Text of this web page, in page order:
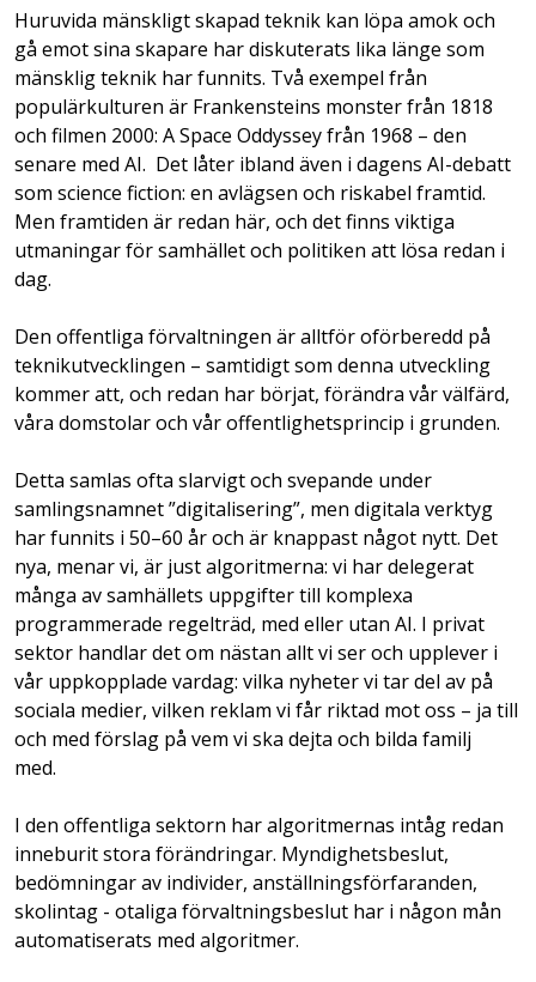
Huruvida mänskligt skapad teknik kan löpa amok och
gå emot sina skapare har diskuterats lika länge som
mänsklig teknik har funnits. Två exempel från
populärkulturen är Frankensteins monster från 1818
och filmen 2000: A Space Oddyssey från 1968 – den
senare med AI. Det låter ibland även i dagens AI-debatt
som science fiction: en avlägsen och riskabel framtid.
Men framtiden är redan här, och det finns viktiga
utmaningar för samhället och politiken att lösa redan i
dag.
Den offentliga förvaltningen är alltför oförberedd på
teknikutvecklingen – samtidigt som denna utveckling
kommer att, och redan har börjat, förändra vår välfärd,
våra domstolar och vår offentlighetsprincip i grunden.
Detta samlas ofta slarvigt och svepande under
samlingsnamnet ”digitalisering”, men digitala verktyg
har funnits i 50–60 år och är knappast något nytt. Det
nya, menar vi, är just algoritmerna: vi har delegerat
många av samhällets uppgifter till komplexa
programmerade regelträd, med eller utan AI. I privat
sektor handlar det om nästan allt vi ser och upplever i
vår uppkopplade vardag: vilka nyheter vi tar del av på
sociala medier, vilken reklam vi får riktad mot oss – ja till
och med förslag på vem vi ska dejta och bilda familj
med.
I den offentliga sektorn har algoritmernas intåg redan
inneburit stora förändringar. Myndighetsbeslut,
bedömningar av individer, anställningsförfaranden,
skolintag - otaliga förvaltningsbeslut har i någon mån
automatiserats med algoritmer.